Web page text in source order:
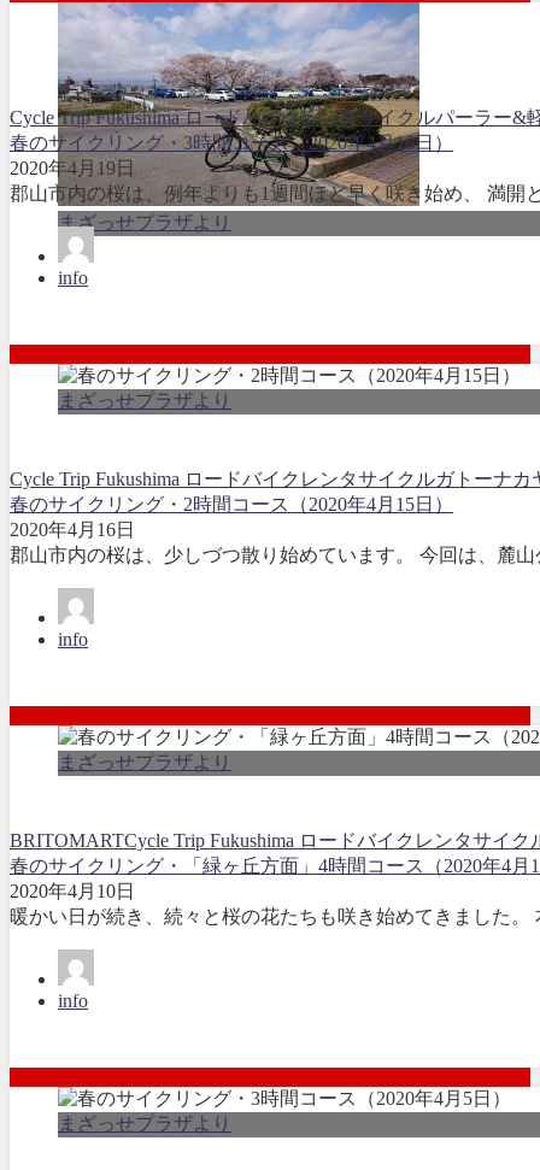
まざっせプラザより
Cycle Trip Fukushima ロードバイクレンタサイクルパーラー&
春のサイクリング・3時間コース（2020年4月16日）
2020年4月19日
郡山市内の桜は、例年よりも1週間ほど早く咲き始め、 満
info
まざっせプラザより
Cycle Trip Fukushima ロードバイクレンタサイクルガトーナカ
春のサイクリング・2時間コース（2020年4月15日）
2020年4月16日
郡山市内の桜は、少しづつ散り始めています。 今回は、麓
info
まざっせプラザより
BRITOMARTCycle Trip Fukushima ロードバイクレンタサイク
春のサイクリング・「緑ヶ丘方面」4時間コース（2020年4月
2020年4月10日
暖かい日が続き、続々と桜の花たちも咲き始めてきました
info
まざっせプラザより